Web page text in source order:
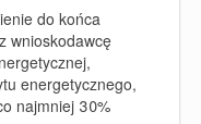
do końca
wnioskodawcę
energetycznego,
najmniej 30%